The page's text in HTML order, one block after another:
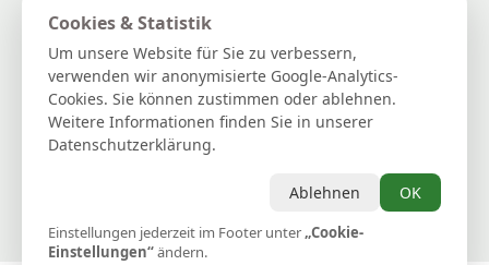
**1.99€/min aus allen dt. Netzen
Gratisgepräch in Höhe von 15 Minuten.
15 Gratisminuten zum Kartenlegen sichern|Spiritueller Berater/in
werden
FAQ / Hilfe|AGB |Verträge hier kündigen / widerrufen
Kontakt & Impressum / Datenschutz
Kerida die Esoterikline für Kartenlegen, Hellsehen, Wahrsagen,
Lebensberatung, Spiritualität und mehr...
Selbstliebe | Heilung | Spiritualität | Achtsamkeit | Persönliches
Wachstum | Intuition | Loslassen | Manifestation | Dankbarkeit
Astrologie |Hellsehen |Kartenlegen |Lebensberatung
Tierkommunikation
Cookies & Statistik
Um unsere Website für Sie zu verbessern,
verwenden wir anonymisierte Google-Analytics-
Cookies. Sie können zustimmen oder ablehnen.
Weitere Informationen finden Sie in unserer
Datenschutzerklärung.
Ablehnen OK
Einstellungen jederzeit im Footer unter„Cookie-
Einstellungen“ändern.